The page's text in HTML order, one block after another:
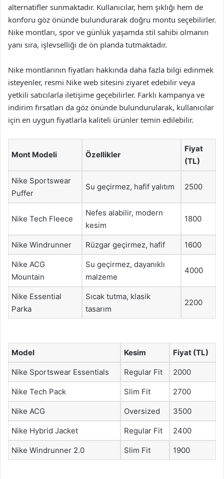
alternatifler sunmaktadır. Kullanıcılar, hem şıklığı hem de
konforu göz önünde bulundurarak doğru montu seçebilirler.
Nike montları, spor ve günlük yaşamda stil sahibi olmanın
yanı sıra, işlevselliği de ön planda tutmaktadır.
Nike montlarının fiyatları hakkında daha fazla bilgi edinmek
isteyenler, resmi Nike web sitesini ziyaret edebilir veya
yetkili satıcılarla iletişime geçebilirler. Farklı kampanya ve
indirim fırsatları da göz önünde bulundurularak, kullanıcılar
için en uygun fiyatlarla kaliteli ürünler temin edilebilir.
Mont Modeli Özellikler
Fiyat
(TL)
Nike Sportswear
Puffer
Su geçirmez, hafif yalıtım 2500
Nike Tech Fleece
Nefes alabilir, modern
kesim
1800
Nike Windrunner Rüzgar geçirmez, hafif 1600
Nike ACG
Mountain
Su geçirmez, dayanıklı
malzeme
4000
Nike Essential
Parka
Sıcak tutma, klasik
tasarım
2200
Model Kesim Fiyat (TL)
Nike Sportswear Essentials Regular Fit 2000
Nike Tech Pack Slim Fit 2700
Nike ACG Oversized 3500
Nike Hybrid Jacket Regular Fit 2400
Nike Windrunner 2.0 Slim Fit 1900